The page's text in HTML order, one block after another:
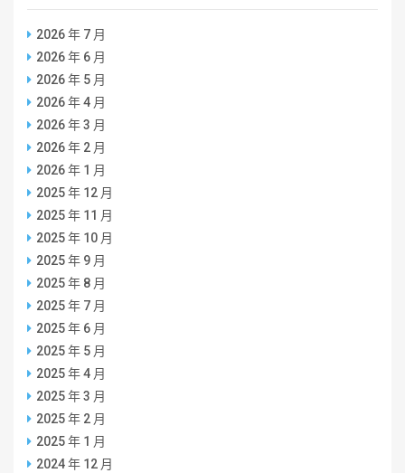
2026 年 7 月
2026 年 6 月
2026 年 5 月
2026 年 4 月
2026 年 3 月
2026 年 2 月
2026 年 1 月
2025 年 12 月
2025 年 11 月
2025 年 10 月
2025 年 9 月
2025 年 8 月
2025 年 7 月
2025 年 6 月
2025 年 5 月
2025 年 4 月
2025 年 3 月
2025 年 2 月
2025 年 1 月
2024 年 12 月